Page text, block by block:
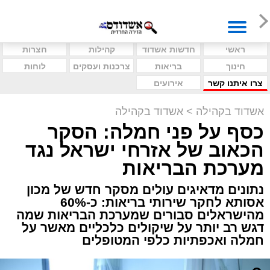
ראשי חדשות אשדוד קהילות
חצרות
חינוך
בריאות צרכנות ועסקים
לוחות
צרו איתנו קשר
אירועים
אשדוד בקהילה > אשדוד בקהילה
כסף על פני חמלה: הסקר
הכאוב של אזרחי ישראל נגד
מערכת הבריאות
נתונים מדאיגים עולים מסקר חדש של מכון
אסותא לחקר שירותי בריאות: כ-60%
מהישראלים סבורים שמערכת הבריאות שמה
דגש רב יותר על שיקולים כלכליים מאשר על
חמלה ואכפתיות כלפי המטופלים